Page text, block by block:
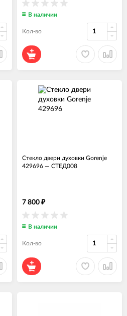
В наличии
Кол-во
Стекло двери духовки Gorenje
429696 — СТЕД008
7 800 ₽
В наличии
Кол-во